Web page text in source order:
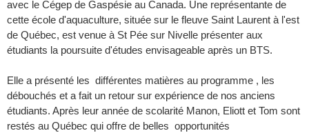
avec le Cégep de Gaspésie au Canada. Une représentante de
cette école d'aquaculture, située sur le fleuve Saint Laurent à l'est
de Québec, est venue à St Pée sur Nivelle présenter aux
étudiants la poursuite d'études envisageable après un BTS.
Elle a présenté les différentes matières au programme , les
débouchés et a fait un retour sur expérience de nos anciens
étudiants. Après leur année de scolarité Manon, Eliott et Tom sont
restés au Québec qui offre de belles opportunités